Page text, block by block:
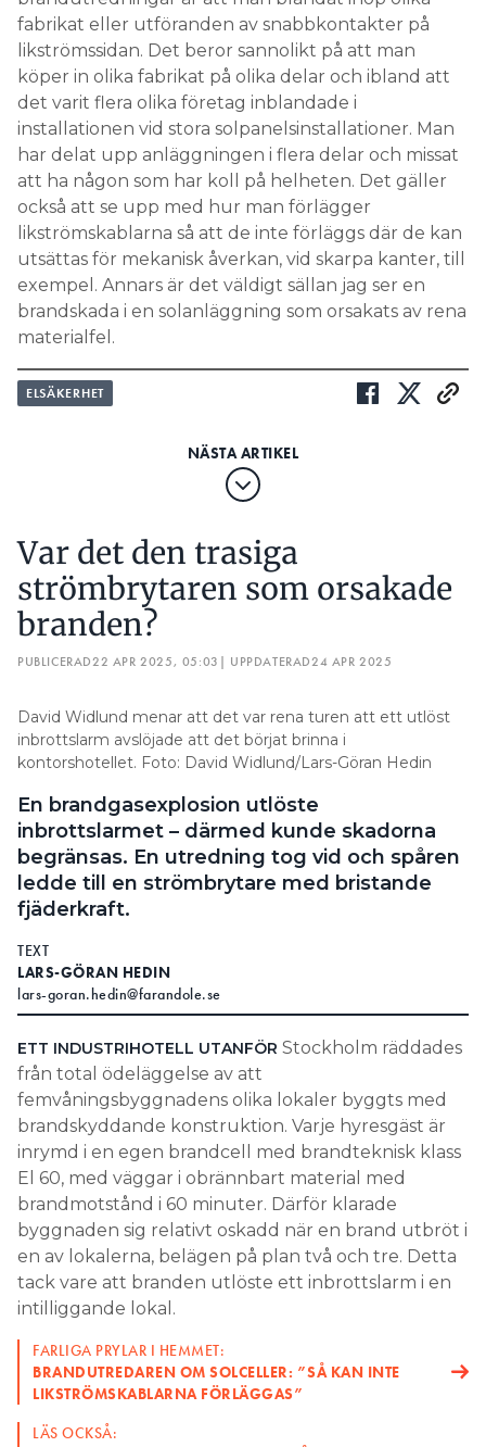
fabrikat eller utföranden av snabbkontakter på
likströmssidan. Det beror sannolikt på att man
köper in olika fabrikat på olika delar och ibland att
det varit flera olika företag inblandade i
installationen vid stora solpanelsinstallationer. Man
har delat upp anläggningen i flera delar och missat
att ha någon som har koll på helheten. Det gäller
också att se upp med hur man förlägger
likströmskablarna så att de inte förläggs där de kan
utsättas för mekanisk åverkan, vid skarpa kanter, till
exempel. Annars är det väldigt sällan jag ser en
brandskada i en solanläggning som orsakats av rena
materialfel.
ELSÄKERHET
Var det den trasiga
strömbrytaren som orsakade
branden?
PUBLICERAD22 APR 2025, 05:03 | UPPDATERAD24 APR 2025
David Widlund menar att det var rena turen att ett utlöst
inbrottslarm avslöjade att det börjat brinna i
kontorshotellet. Foto: David Widlund/Lars-Göran Hedin
En brandgasexplosion utlöste
inbrottslarmet – därmed kunde skadorna
begränsas. En utredning tog vid och spåren
ledde till en strömbrytare med bristande
fjäderkraft.
TEXT
LARS-GÖRAN HEDIN
lars-goran.hedin@farandole.se
ETT INDUSTRIHOTELL UTANFÖR Stockholm räddades
från total ödeläggelse av att
femvåningsbyggnadens olika lokaler byggts med
brandskyddande konstruktion. Varje hyresgäst är
inrymd i en egen brandcell med brandteknisk klass
El 60, med väggar i obrännbart material med
brandmotstånd i 60 minuter. Därför klarade
byggnaden sig relativt oskadd när en brand utbröt i
en av lokalerna, belägen på plan två och tre. Detta
tack vare att branden utlöste ett inbrottslarm i en
intilliggande lokal.
FARLIGA PRYLAR I HEMMET:
BRANDUTREDAREN OM SOLCELLER: ”SÅ KAN INTE
LIKSTRÖMSKABLARNA FÖRLÄGGAS”
LÄS OCKSÅ: